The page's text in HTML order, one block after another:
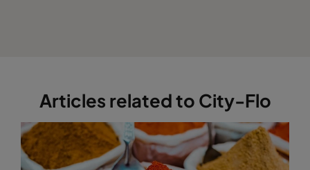
Articles related to City-Flo